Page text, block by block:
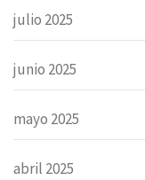
julio 2025
junio 2025
mayo 2025
abril 2025